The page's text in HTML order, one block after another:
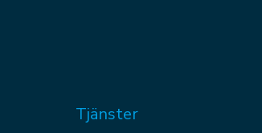
Tjänster